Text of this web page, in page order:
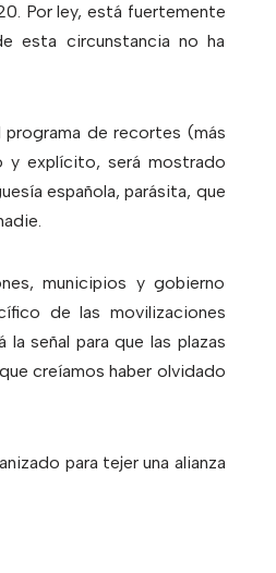
Por ley, está fuertemente
esta circunstancia no ha
programa de recortes (más
y explícito, será mostrado
española, parásita, que
municipios y gobierno
de las movilizaciones
señal para que las plazas
creíamos haber olvidado
para tejer una alianza